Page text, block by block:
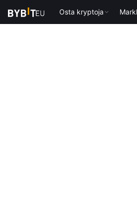
Osta kryptoja